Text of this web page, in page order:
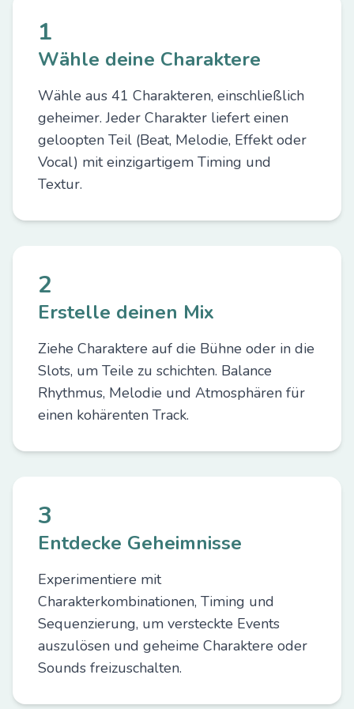
1
Wähle deine Charaktere
Wähle aus 41 Charakteren, einschließlich
geheimer. Jeder Charakter liefert einen
geloopten Teil (Beat, Melodie, Effekt oder
Vocal) mit einzigartigem Timing und
Textur.
2
Erstelle deinen Mix
Ziehe Charaktere auf die Bühne oder in die
Slots, um Teile zu schichten. Balance
Rhythmus, Melodie und Atmosphären für
einen kohärenten Track.
3
Entdecke Geheimnisse
Experimentiere mit
Charakterkombinationen, Timing und
Sequenzierung, um versteckte Events
auszulösen und geheime Charaktere oder
Sounds freizuschalten.